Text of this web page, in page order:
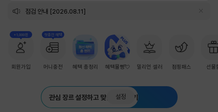
점검 안내 [2026.08.11]
+1,000원
회원가입
첫충전 혜택
머니충전 혜택 총정리 혜택몰빵💘 밀리언 셀러 점핑패스 선물
관심 장르 설정하고 맞춤 추천 받기
설정